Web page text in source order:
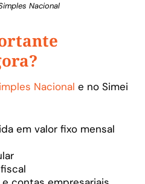
Nacional
Nacional e no Simei
em valor fixo mensal